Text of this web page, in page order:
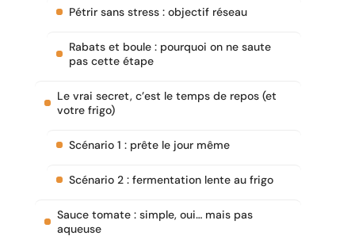
Pétrir sans stress : objectif réseau
Rabats et boule : pourquoi on ne saute
pas cette étape
Le vrai secret, c’est le temps de repos (et
votre frigo)
Scénario 1 : prête le jour même
Scénario 2 : fermentation lente au frigo
Sauce tomate : simple, oui… mais pas
aqueuse